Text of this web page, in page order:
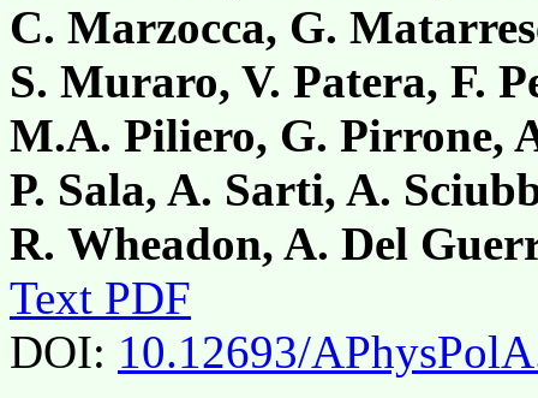
C. Marzocca, G.
S. Muraro, V. Patera, F.
M.A. Piliero, G. Pirrone,
P. Sala, A. Sarti, A.
R. Wheadon, A. Del
Text PDF
DOI: 10.12693/